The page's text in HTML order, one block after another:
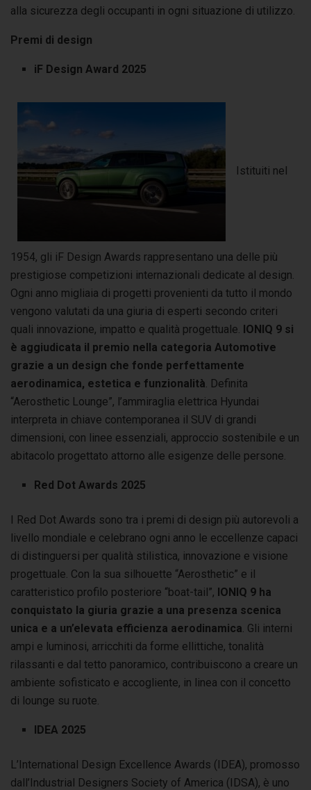
alla sicurezza degli occupanti in ogni situazione di utilizzo.
Premi di design
iF Design Award 2025
Istituiti nel
1954, gli iF Design Awards rappresentano una delle più
prestigiose competizioni internazionali dedicate al design.
Ogni anno migliaia di progetti provenienti da tutto il mondo
vengono valutati da una giuria di esperti secondo criteri
quali innovazione, impatto e qualità progettuale. IONIQ 9 si
è aggiudicata il premio nella categoria Automotive
grazie a un design che fonde perfettamente
aerodinamica, estetica e funzionalità . Definita
“Aerosthetic Lounge”, l’ammiraglia elettrica Hyundai
interpreta in chiave contemporanea il SUV di grandi
dimensioni, con linee essenziali, approccio sostenibile e un
abitacolo progettato attorno alle esigenze delle persone.
Red Dot Awards 2025
I Red Dot Awards sono tra i premi di design più autorevoli a
livello mondiale e celebrano ogni anno le eccellenze capaci
di distinguersi per qualità stilistica, innovazione e visione
progettuale. Con la sua silhouette “Aerosthetic” e il
caratteristico profilo posteriore “boat-tail”, IONIQ 9 ha
conquistato la giuria grazie a una presenza scenica
unica e a un’elevata efficienza aerodinamica . Gli interni
ampi e luminosi, arricchiti da forme ellittiche, tonalità
rilassanti e dal tetto panoramico, contribuiscono a creare un
ambiente sofisticato e accogliente, in linea con il concetto
di lounge su ruote.
IDEA 2025
L’International Design Excellence Awards (IDEA), promosso
dall’Industrial Designers Society of America (IDSA), è uno